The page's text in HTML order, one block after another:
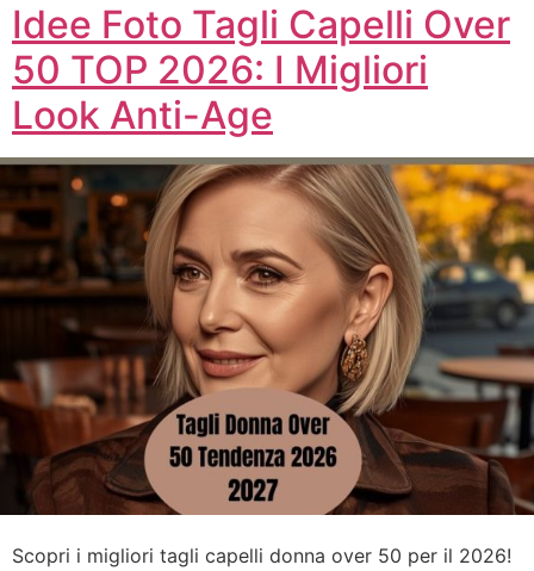
Idee Foto Tagli Capelli Over
50 TOP 2026: I Migliori
Look Anti-Age
Scopri i migliori tagli capelli donna over 50 per il 2026!